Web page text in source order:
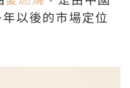
以後的市場定位